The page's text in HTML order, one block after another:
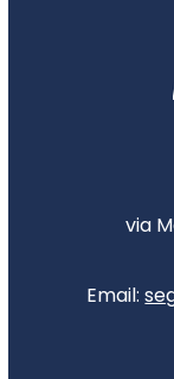
via
Email: